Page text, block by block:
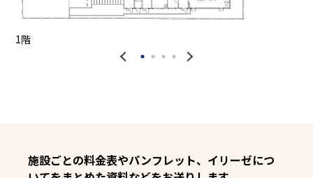
1階
施設ごとの料金表やパンフレット、イリーゼにつ